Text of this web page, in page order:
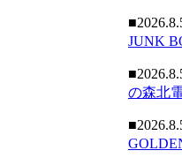
JUNK
の森北